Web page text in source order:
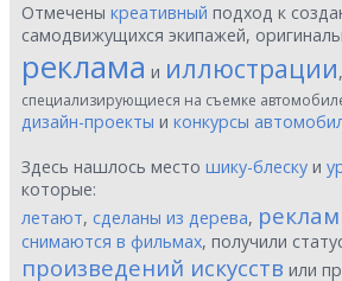
Отмечены креативный подход к
самодвижущихся экипажей,
реклама и иллюстрации,
специализирующиеся на съемке
дизайн-проекты и конкурсы
Здесь нашлось место шику-блеску и
которые:
летают, сделаны из дерева,
снимаются в фильмах, получили
произведений искусств или